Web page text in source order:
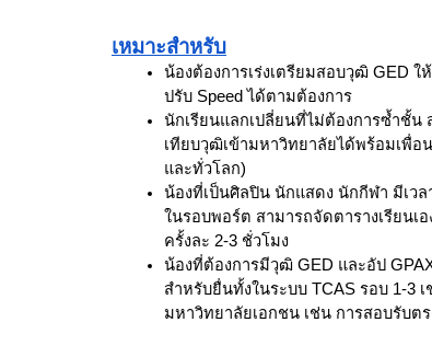
เหมาะสำหรับ
น้องต้องการเร่งเตรียมสอบวุฒิ GED ให้
ปรับ Speed ได้ตามต้องการ
นักเรียนแลกเปลี่ยนที่ไม่ต้องการซ้ำชั้น
เทียบวุฒิเข้ามหาวิทยาลัยได้พร้อมเพื่
และทั่วโลก)
น้องที่เป็นศิลปิน นักแสดง นักกีฬา มีเว
ในรอบพอร์ต สามารถจัดตารางเรียนเ
ครั้งละ 2-3 ชั่วโมง
น้องที่ต้องการมีวุฒิ GED และอัป
สำหรับยื่นทั้งในระบบ TCAS รอบ 1-3
มหาวิทยาลัยเอกชน เช่น การสอบรับตร